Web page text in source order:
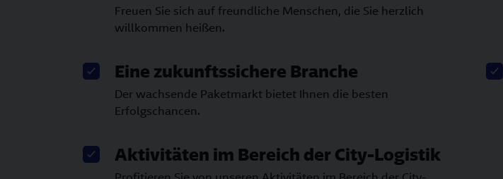
Freuen Sie sich auf freundliche Menschen, die Sie herzlich
willkommen heißen.
Eine zukunftssichere Branche
Der wachsende Paketmarkt bietet Ihnen die besten
Erfolgschancen.
Aktivitäten im Bereich der City-Logistik